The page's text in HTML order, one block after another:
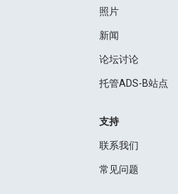
照片
新闻
论坛讨论
托管ADS-B站点
支持
联系我们
常见问题